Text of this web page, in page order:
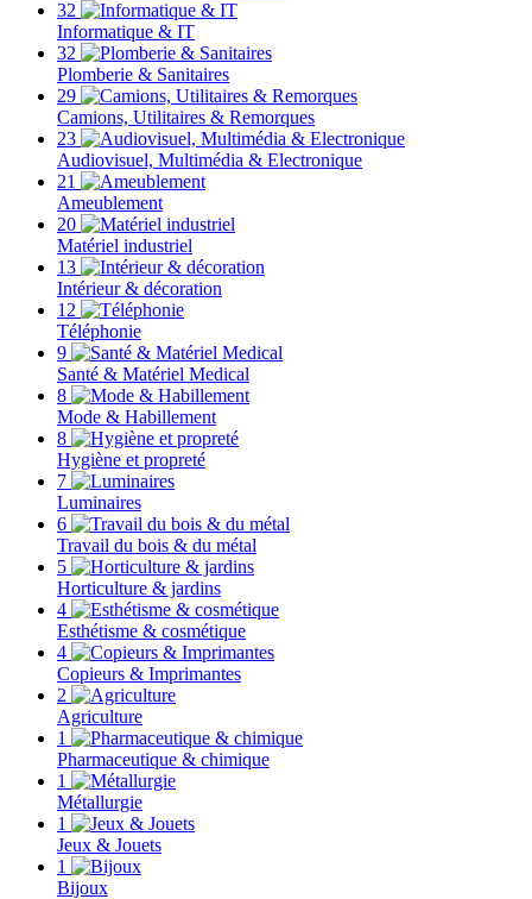
32
Informatique & IT
32
Plomberie & Sanitaires
29
Camions, Utilitaires & Remorques
23
Audiovisuel, Multimédia & Electronique
21
Ameublement
20
Matériel industriel
13
Intérieur & décoration
12
Téléphonie
9
Santé & Matériel Medical
8
Mode & Habillement
8
Hygiène et propreté
7
Luminaires
6
Travail du bois & du métal
5
Horticulture & jardins
4
Esthétisme & cosmétique
4
Copieurs & Imprimantes
2
Agriculture
1
Pharmaceutique & chimique
1
Métallurgie
1
Jeux & Jouets
1
Bijoux